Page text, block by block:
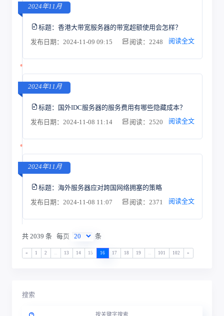
2024年11月
标题： 香港大带宽服务器的带宽超额使用会怎样？
发布日期：2024-11-09 09:15
阅读：2248 阅读全文
2024年11月
标题： 国外IDC服务器的服务费用有哪些隐藏成本？
发布日期：2024-11-08 11:14
阅读：2520 阅读全文
2024年11月
标题： 海外服务器应对跨国网络拥塞的策略
发布日期：2024-11-08 11:07
阅读：2371 阅读全文
共 2039 条 每页 条
« 1 2 13 14 15 16 17 18 19 101 102 »
搜索